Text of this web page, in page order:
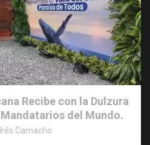
Recibe con la Dulzura
del Mundo.
Camacho